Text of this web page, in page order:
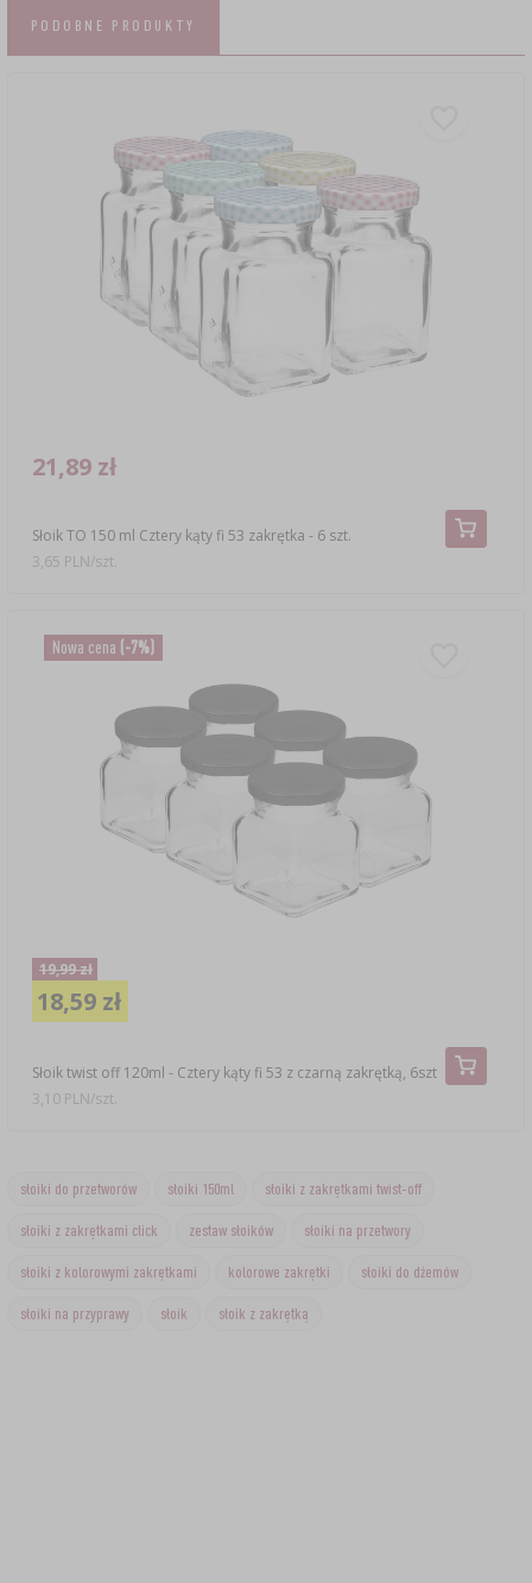
PODOBNE PRODUKTY
Słoik TO 150 ml Cztery kąty fi 53 zakrętka - 6 szt.
21,89 zł
3,65 PLN/szt.
Nowa cena (-7%)
Słoik twist off 120ml - Cztery kąty fi 53 z czarną zakrętką, 6szt
19,99 zł
18,59 zł
3,10 PLN/szt.
słoiki do przetworów słoiki 150ml słoiki z zakrętkami twist-off
słoiki z zakrętkami click zestaw słoików słoiki na przetwory
słoiki z kolorowymi zakrętkami kolorowe zakrętki słoiki do dżemów
słoiki na przyprawy słoik słoik z zakrętką